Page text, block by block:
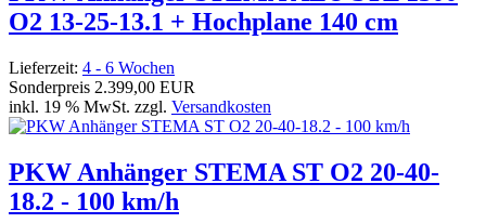
O2 13-25-13.1 + Hochplane 140 cm
Lieferzeit: 4 - 6 Wochen
Sonderpreis 2.399,00 EUR
inkl. 19 % MwSt. zzgl. Versandkosten
PKW Anhänger STEMA ST O2 20-40-
18.2 - 100 km/h